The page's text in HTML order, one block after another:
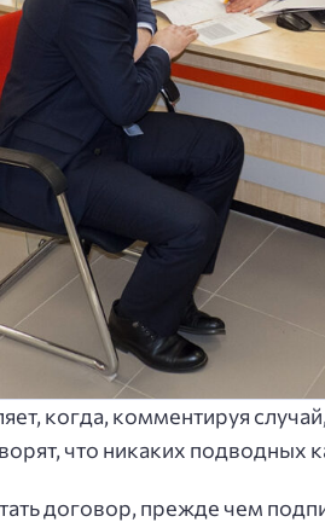
когда, комментируя
что никаких подводных
договор, прежде чем